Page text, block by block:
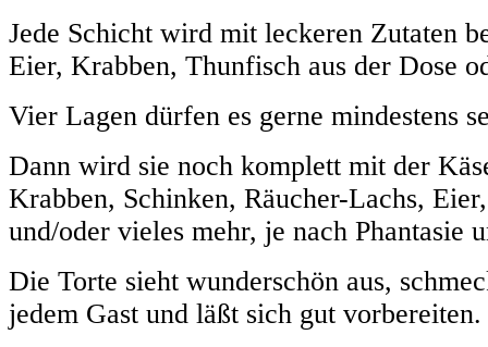
Jede Schicht wird mit leckeren Zutaten
Eier, Krabben, Thunfisch aus der Dose
Vier Lagen dürfen es gerne mindestens
Dann wird sie noch komplett mit der
Krabben, Schinken, Räucher-Lachs,
und/oder vieles mehr, je nach Phantasie
Die Torte sieht wunderschön aus,
jedem Gast und läßt sich gut vorbereiten.